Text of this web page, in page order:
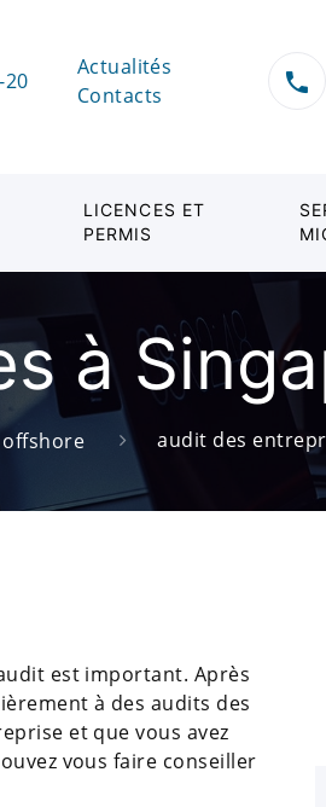
Actualités
Contacts
LICENCES ET
PERMIS
à
audit des
est important. Après
à des audits des
et que vous avez
vous faire conseiller